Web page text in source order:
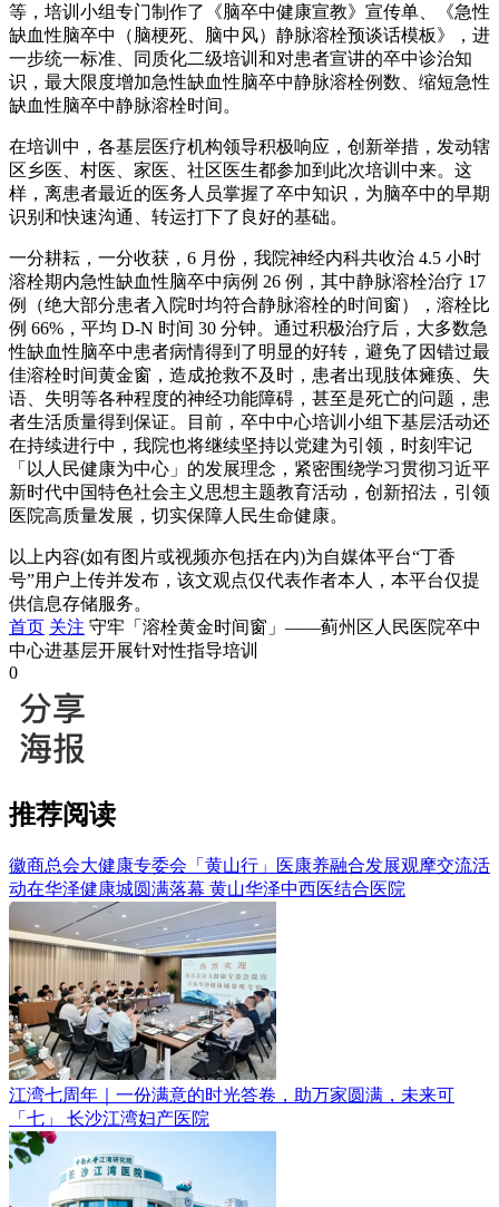
等，培训小组专门制作了《脑卒中健康宣教》宣传单、《急性
缺血性脑卒中（脑梗死、脑中风）静脉溶栓预谈话模板》，进
一步统一标准、同质化二级培训和对患者宣讲的卒中诊治知
识，最大限度增加急性缺血性脑卒中静脉溶栓例数、缩短急性
缺血性脑卒中静脉溶栓时间。
在培训中，各基层医疗机构领导积极响应，创新举措，发动辖
区乡医、村医、家医、社区医生都参加到此次培训中来。这
样，离患者最近的医务人员掌握了卒中知识，为脑卒中的早期
识别和快速沟通、转运打下了良好的基础。
一分耕耘，一分收获，6 月份，我院神经内科共收治 4.5 小时
溶栓期内急性缺血性脑卒中病例 26 例，其中静脉溶栓治疗 17
例（绝大部分患者入院时均符合静脉溶栓的时间窗），溶栓比
例 66%，平均 D-N 时间 30 分钟。通过积极治疗后，大多数急
性缺血性脑卒中患者病情得到了明显的好转，避免了因错过最
佳溶栓时间黄金窗，造成抢救不及时，患者出现肢体瘫痪、失
语、失明等各种程度的神经功能障碍，甚至是死亡的问题，患
者生活质量得到保证。目前，卒中中心培训小组下基层活动还
在持续进行中，我院也将继续坚持以党建为引领，时刻牢记
「以人民健康为中心」的发展理念，紧密围绕学习贯彻习近平
新时代中国特色社会主义思想主题教育活动，创新招法，引领
医院高质量发展，切实保障人民生命健康。
以上内容(如有图片或视频亦包括在内)为自媒体平台“丁香
号”用户上传并发布，该文观点仅代表作者本人，本平台仅提
供信息存储服务。
首页 关注 守牢「溶栓黄金时间窗」——蓟州区人民医院卒中
中心进基层开展针对性指导培训
0
推荐阅读
徽商总会大健康专委会「黄山行」医康养融合发展观摩交流活
动在华泽健康城圆满落幕 黄山华泽中西医结合医院
江湾七周年｜一份满意的时光答卷，助万家圆满，未来可
「七」 长沙江湾妇产医院